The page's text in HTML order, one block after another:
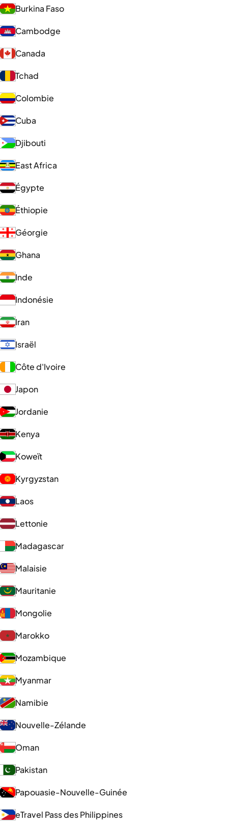
Burkina Faso
Cambodge
Canada
Tchad
Colombie
Cuba
Djibouti
East Africa
Égypte
Éthiopie
Géorgie
Ghana
Inde
Indonésie
Iran
Israël
Côte d'Ivoire
Japon
Jordanie
Kenya
Koweït
Kyrgyzstan
Laos
Lettonie
Madagascar
Malaisie
Mauritanie
Mongolie
Marokko
Mozambique
Myanmar
Namibie
Nouvelle-Zélande
Oman
Pakistan
Papouasie-Nouvelle-Guinée
eTravel Pass des Philippines